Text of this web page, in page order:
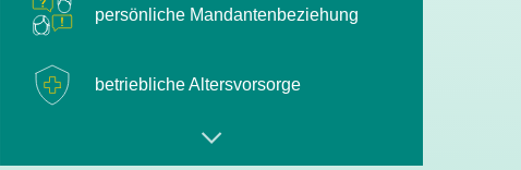
betriebliche Altersvorsorge
attraktive